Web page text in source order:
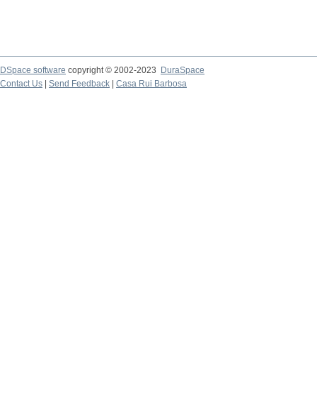
DSpace software copyright © 2002-2023
DuraSpace
Contact Us
Send Feedback Casa Rui Barbosa